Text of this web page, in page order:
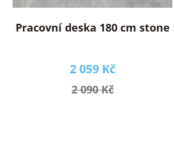
Pracovní deska 180 cm stone
2 059 Kč
2 090 Kč